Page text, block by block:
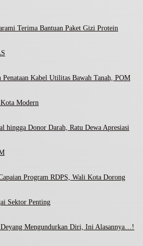
Terima Bantuan Paket Gizi Protein
Penataan Kabel Utilitas Bawah Tanah, POM
Modern
hingga Donor Darah, Ratu Dewa Apresiasi
Program RDPS, Wali Kota Dorong
Sektor Penting
Mengundurkan Diri, Ini Alasannya…!